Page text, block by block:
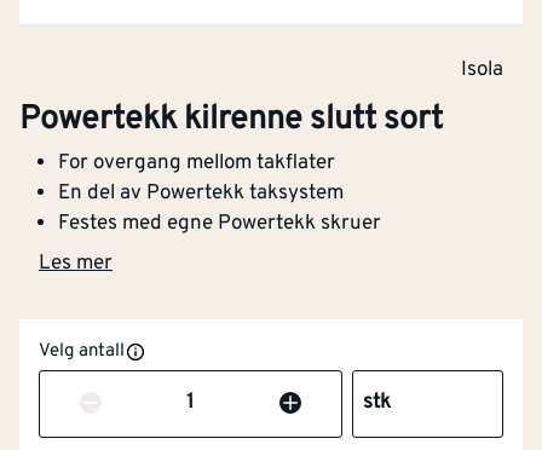
Isola
Powertekk kilrenne slutt sort
For overgang mellom takflater
En del av Powertekk taksystem
Festes med egne Powertekk skruer
Les mer
Velg antall
Antall stk